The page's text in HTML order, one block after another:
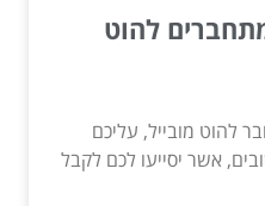
להוט
להוט מובייל, עליכם
אשר יסייעו לכם לקבל